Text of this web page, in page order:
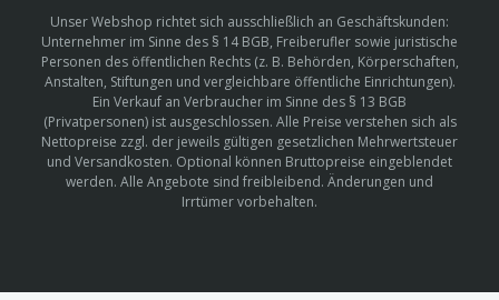
Unser Webshop richtet sich ausschließlich an Geschäftskunden:
Unternehmer im Sinne des § 14 BGB, Freiberufler sowie juristische
Personen des öffentlichen Rechts (z. B. Behörden, Körperschaften,
Anstalten, Stiftungen und vergleichbare öffentliche Einrichtungen).
Ein Verkauf an Verbraucher im Sinne des § 13 BGB
(Privatpersonen) ist ausgeschlossen. Alle Preise verstehen sich als
Nettopreise zzgl. der jeweils gültigen gesetzlichen Mehrwertsteuer
und Versandkosten. Optional können Bruttopreise eingeblendet
werden. Alle Angebote sind freibleibend. Änderungen und
Irrtümer vorbehalten.